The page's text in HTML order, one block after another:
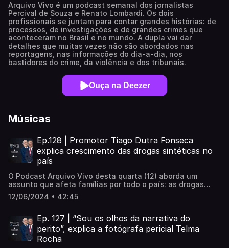
Arquivo Vivo é um podcast semanal dos jornalistas
Percival de Souza e Renato Lombardi. Os dois
profissionais se juntam para contar grandes histórias: de
processos, de investigações e de grandes crimes que
aconteceram no Brasil e no mundo. A dupla vai dar
detalhes que muitas vezes não são abordados nas
reportagens, nas informações do dia-a-dia, nos
bastidores do crime, da violência e dos tribunais.
Ouça na Deezer
Músicas
Ep.128 | Promotor Tiago Dutra Fonseca
explica crescimento das drogas sintéticas no
país
O Podcast Arquivo Vivo desta quarta (12) aborda um
assunto que afeta famílias por todo o país: as drogas
sintéticas. Para discutir o tema, Renato Lombardi recebe o
promotor de Justiça, Tiago Dutra Fonseca, que explica o
mundo do crime e, além disso, o que diferencia essas
drogas sintéticas das chamadas 'drogas naturais'.
12/06/2024 • 42:45
Ep. 127 | “Sou os olhos da narrativa do
perito”, explica a fotógrafa pericial Telma
Rocha